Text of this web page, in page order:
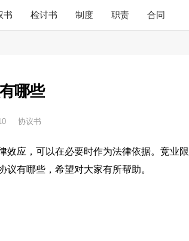
书 检讨书 制度 职责 合同
哪些
协议书
效应，可以在必要时作为法律依据。竞业限
有哪些，希望对大家有所帮助。